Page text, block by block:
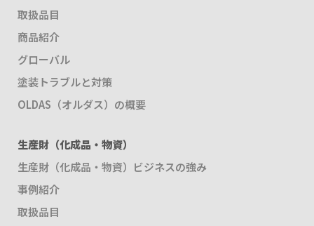
取扱品目
商品紹介
グローバル
塗装トラブルと対策
OLDAS（オルダス）の概要
生産財（化成品・物資）
生産財（化成品・物資）ビジネスの強み
事例紹介
取扱品目